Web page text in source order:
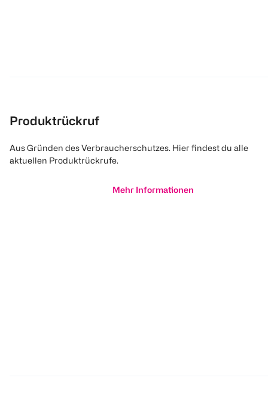
Produktrückruf
Aus Gründen des Verbraucherschutzes. Hier findest du alle
aktuellen Produktrückrufe.
Mehr Informationen